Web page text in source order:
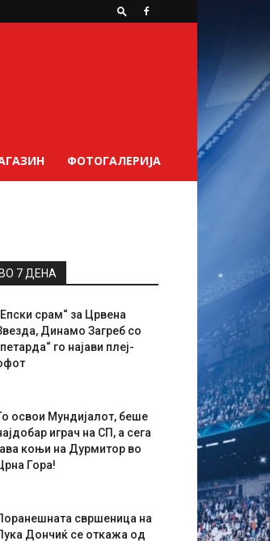
ФОТОГАЛЕРИЈА
7 ДЕНА
срам“ за Црвена
Динамо Загреб со
го најави плеј-
освои Мундијалот, беше
играч на СП, а сега
коњи на Дурмитор во
Гора!
свршеница на
Дончиќ се откажа од